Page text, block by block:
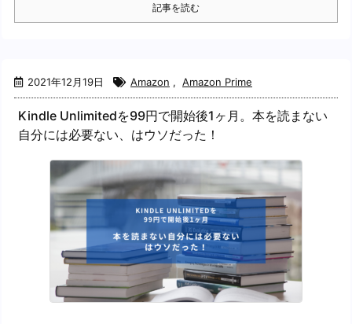
記事を読む
2021年12月19日 Amazon , Amazon Prime
Kindle Unlimitedを99円で開始後1ヶ月。本を読まない
自分には必要ない、はウソだった！